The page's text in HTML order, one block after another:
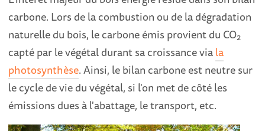
carbone. Lors de la combustion ou de la dégradation
naturelle du bois, le carbone émis provient du CO2
capté par le végétal durant sa croissance viala
photosynthèse. Ainsi, le bilan carbone est neutre sur
le cycle de vie du végétal, si l'on met de côté les
émissions dues à l'abattage, le transport, etc.